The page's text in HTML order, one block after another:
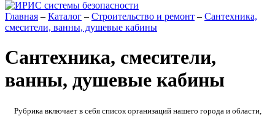
Главная – Каталог – Строительство и ремонт – Сантехника,
смесители, ванны, душевые кабины
Сантехника, смесители,
ванны, душевые кабины
Рубрика включает в себя список организаций нашего города и области,